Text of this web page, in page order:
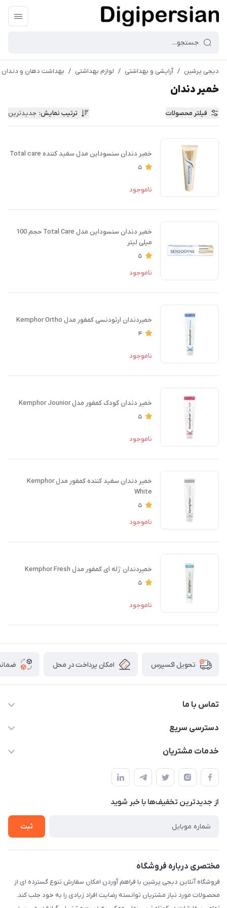
دیجی پرشین / آرایشی و بهداشتی / لوازم بهداشتی / بهداشت دهان و دندان
خمیر دندان
فیلتر محصولات ترتیب نمایش: جدیدترین
خمیر دندان سنسوداین مدل سفید کننده Total care
5
ناموجود
خمیر دندان سنسوداین مدل Total Care حجم 100
میلی لیتر
5
ناموجود
خمیردندان ارتودنسی کمفور مدل Kemphor Ortho
4
ناموجود
خمیر دندان کودک کمفور مدل Kemphor Jounior
5
ناموجود
خمیر دندان سفید کننده کمفور مدل Kemphor
White
5
ناموجود
خمیردندان ژله ای کمفور مدل Kemphor Fresh
5
ناموجود
تحویل اکسپرس امکان پرداخت در محل
تماس با ما
09172138137
دسترسی سریع
حساب کاربری
لیست محصولات
درباره ما
خدمات مشتریان
قوانین و مقررات
حریم خصوصی
راهنما
از جدید‌ترین تخفیف‌ها با‌ خبر شوید
ثبت
مختصری درباره فروشگاه
فروشگاه آنلاین دیجی پرشین با فراهم آوردن امکان سفارش تنوع گسترده ای از
محصولات مورد نیاز مشتریان توانسته رضایت افراد زیادی را به خود جلب کند.